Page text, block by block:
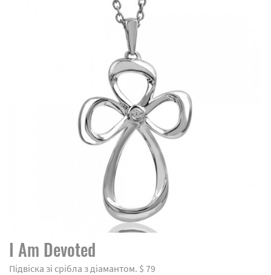
I Am Devoted
Підвіска зі срібла з діамантом. $ 79